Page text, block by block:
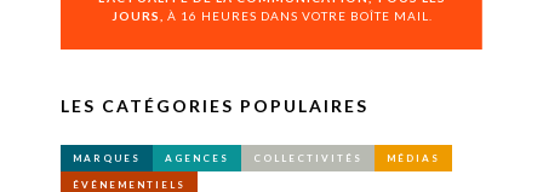
JOURS,
À 16 HEURES DANS VOTRE BOÎTE MAIL.
LES CATÉGORIES POPULAIRES
MARQUES AGENCES COLLECTIVITÉS MÉDIAS
ÉVÉNEMENTIELS